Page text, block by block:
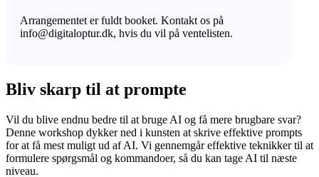
Arrangementet er fuldt booket. Kontakt os på
info@digitaloptur.dk, hvis du vil på ventelisten.
Bliv skarp til at prompte
Vil du blive endnu bedre til at bruge AI og få mere brugbare svar?
Denne workshop dykker ned i kunsten at skrive effektive prompts
for at få mest muligt ud af AI. Vi gennemgår effektive teknikker til at
formulere spørgsmål og kommandoer, så du kan tage AI til næste
niveau.